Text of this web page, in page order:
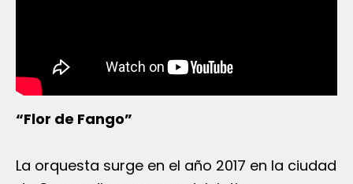
“Flor de Fango”
La orquesta surge en el año 2017 en la ciudad